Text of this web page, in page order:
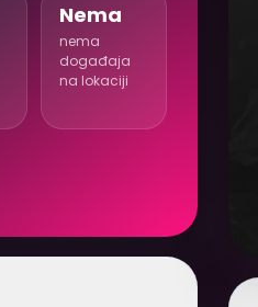
Nema
nema
događaja
na lokaciji